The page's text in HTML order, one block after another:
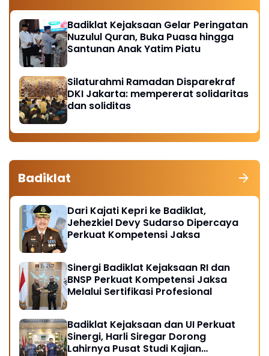
Badiklat Kejaksaan Gelar Peringatan
Nuzulul Quran, Buka Puasa hingga
Santunan Anak Yatim Piatu
Silaturahmi Ramadan Disparekraf
DKI Jakarta: mempererat solidaritas
dan soliditas
Badiklat
Dari Kajati Kepri ke Badiklat,
Jehezkiel Devy Sudarso Dipercaya
Perkuat Kompetensi Jaksa
Sinergi Badiklat Kejaksaan RI dan
BNSP Perkuat Kompetensi Jaksa
Melalui Sertifikasi Profesional
Badiklat Kejaksaan dan UI Perkuat
Sinergi, Harli Siregar Dorong
Lahirnya Pusat Studi Kajian